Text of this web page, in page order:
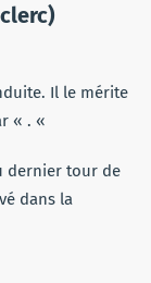
Il le mérite
« . «
dernier tour de
dans la